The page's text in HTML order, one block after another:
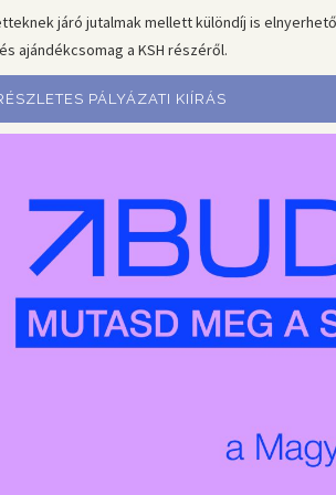
járó jutalmak mellett különdíj is
ajándékcsomag a KSH részéről.
PÁLYÁZATI KIÍRÁS